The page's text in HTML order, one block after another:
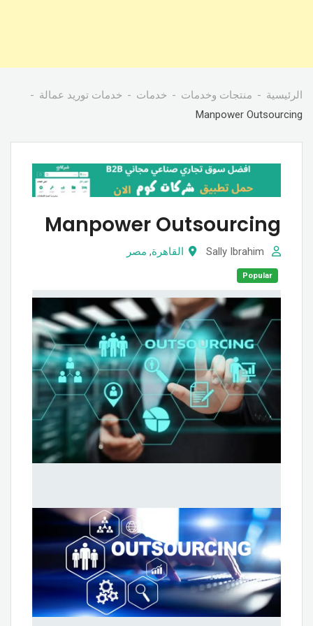
الرئيسية منتجات وخدمات خدمات
خدمات توريد عمالة
Manpower Outsourcing
Manpower Outsourcing
القاهرة, مصر
Popular